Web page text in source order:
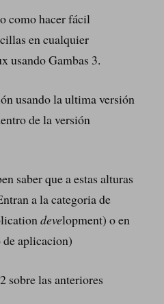
como hacer fácil
en cualquier
usando Gambas 3.
usando la ultima versión
de la versión
saber que a estas alturas
a la categoria de
development)o en
aplicacion)
sobre las anteriores